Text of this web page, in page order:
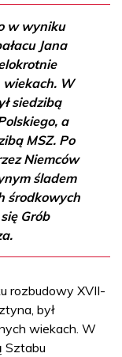
w wyniku
Jana
W
siedzibą
a
MSZ. Po
Niemców
śladem
środkowych
Grób
rozbudowy XVII-
był
wiekach. W
Sztabu